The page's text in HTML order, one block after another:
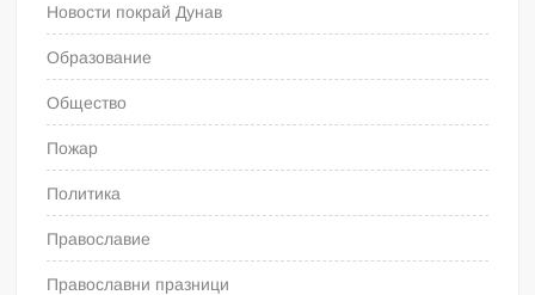
Новости покрай Дунав
Образование
Общество
Пожар
Политика
Православие
Православни празници